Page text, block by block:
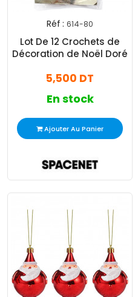
Réf : 614-80
Lot De 12 Crochets de
Décoration de Noël Doré
5,500 DT
En stock
Ajouter Au Panier